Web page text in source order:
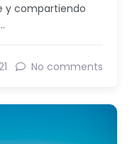
y compartiendo
No comments